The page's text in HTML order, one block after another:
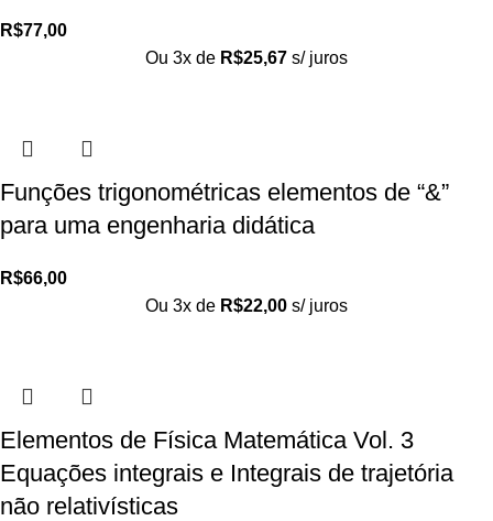
R$77,00
Ou 3x de R$25,67 s/ juros
Funções trigonométricas elementos de “&”
para uma engenharia didática
R$66,00
Ou 3x de R$22,00 s/ juros
Elementos de Física Matemática Vol. 3
Equações integrais e Integrais de trajetória
não relativísticas